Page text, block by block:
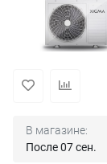
В магазине:
После 07 сен.